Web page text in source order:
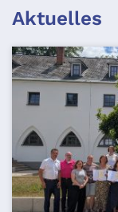
Aktuelles